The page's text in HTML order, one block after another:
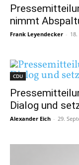
nimmt
Frank Leyendecker -
CDU
Dialog und
Alexander Eich - 29.